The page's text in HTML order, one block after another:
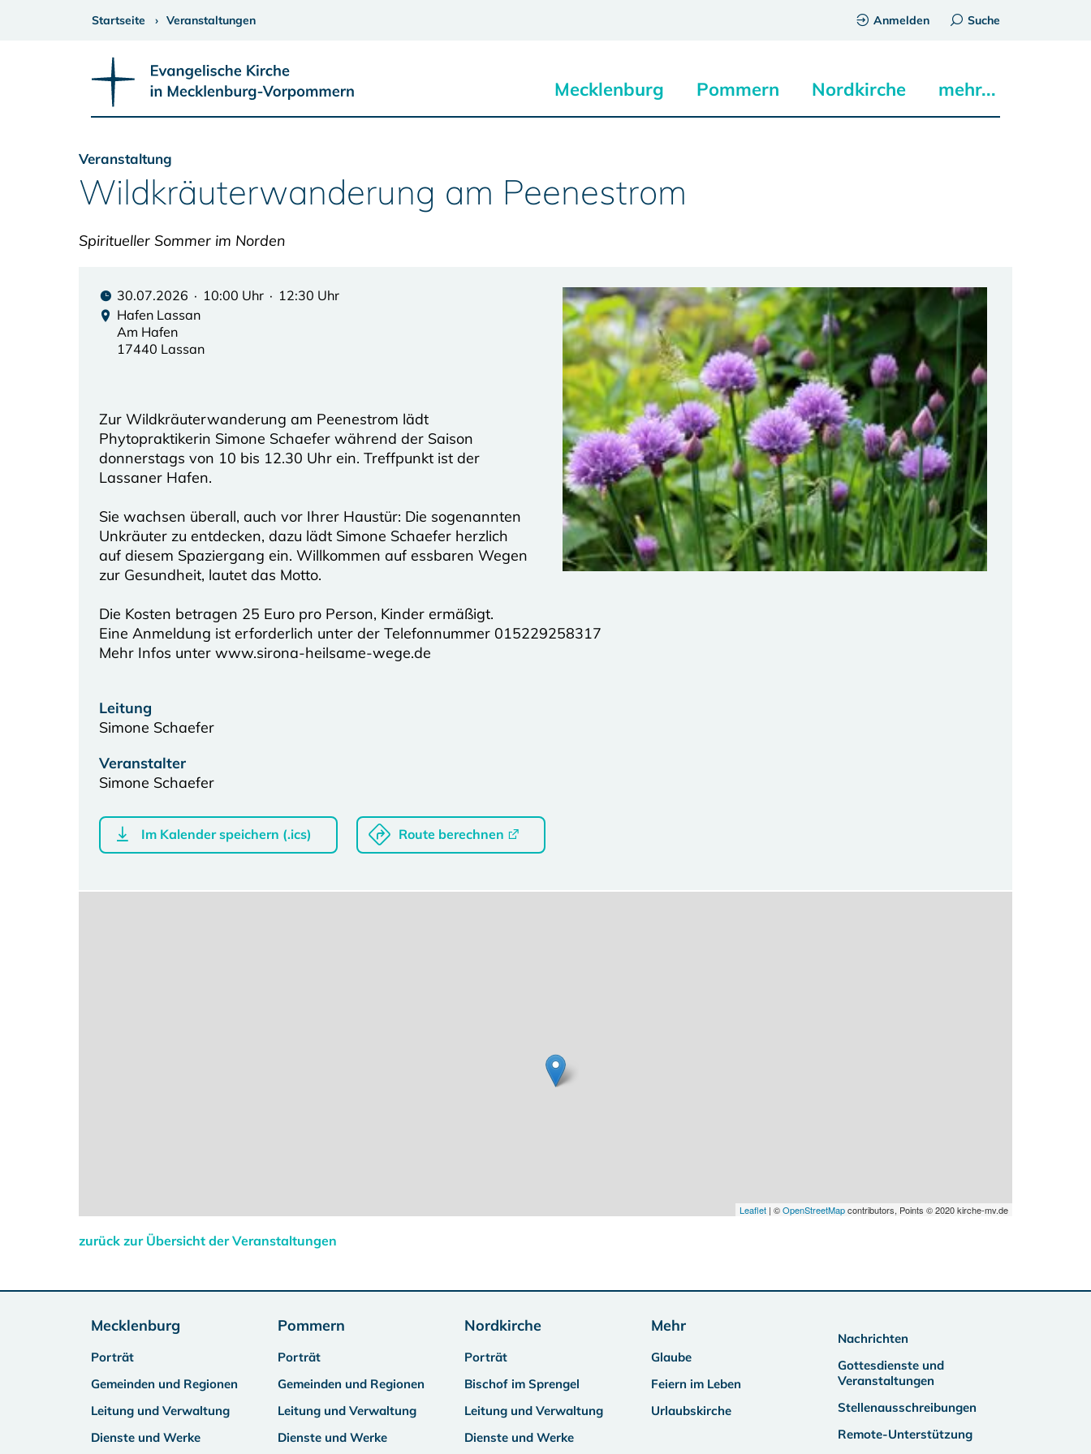
Startseite Veranstaltungen Anmelden Suche
Mecklenburg Pommern Nordkirche mehr...
Veranstaltung
Wildkräuterwanderung am Peenestrom
Spiritueller Sommer im Norden
30.07.2026 · 10:00 Uhr · 12:30 Uhr
Hafen Lassan
Am Hafen
17440 Lassan
Zur Wildkräuterwanderung am Peenestrom lädt
Phytopraktikerin Simone Schaefer während der Saison
donnerstags von 10 bis 12.30 Uhr ein. Treffpunkt ist der
Lassaner Hafen.
Sie wachsen überall, auch vor Ihrer Haustür: Die sogenannten
Unkräuter zu entdecken, dazu lädt Simone Schaefer herzlich
auf diesem Spaziergang ein. Willkommen auf essbaren Wegen
zur Gesundheit, lautet das Motto.
Die Kosten betragen 25 Euro pro Person, Kinder ermäßigt.
Eine Anmeldung ist erforderlich unter der Telefonnummer 015229258317
Mehr Infos unter www.sirona-heilsame-wege.de
Leitung
Simone Schaefer
Veranstalter
Simone Schaefer
Im Kalender speichern (.ics) Route berechnen
Leaflet | ©OpenStreetMapcontributors, Points © 2020 kirche-mv.de
zurück zur Übersicht der Veranstaltungen
Mecklenburg
Porträt
Gemeinden und Regionen
Leitung und Verwaltung
Dienste und Werke
Pommern
Porträt
Gemeinden und Regionen
Leitung und Verwaltung
Dienste und Werke
Nordkirche
Porträt
Bischof im Sprengel
Leitung und Verwaltung
Dienste und Werke
Mehr
Glaube
Feiern im Leben
Urlaubskirche
Nachrichten
Gottesdienste und
Veranstaltungen
Stellenausschreibungen
Remote-Unterstützung